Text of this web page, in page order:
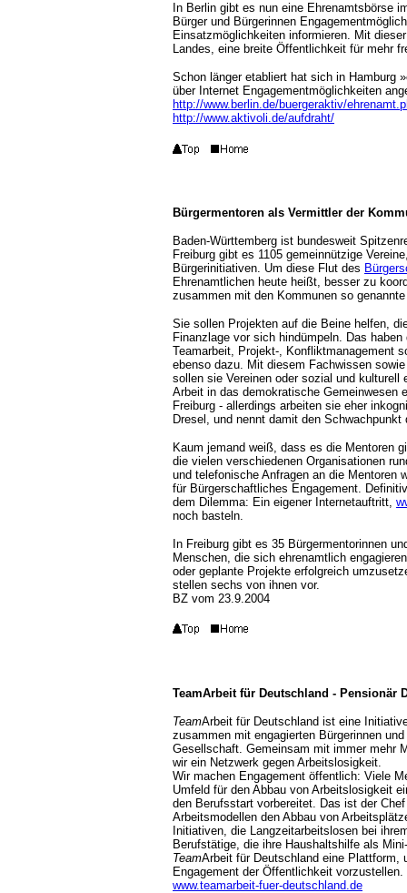
In Berlin gibt es nun eine Ehrenamtsbörse
Bürger und Bürgerinnen
Einsatzmöglichkeiten informieren. Mit
Landes, eine breite Öffentlichkeit für mehr
Schon länger etabliert hat sich in Hamburg
über Internet Engagementmöglichkeiten
http://www.berlin.de/buergeraktiv/
http://www.aktivoli.de/aufdraht/
Bürgermentoren als Vermittler der
Baden-Württemberg ist bundesweit
Freiburg gibt es 1105 gemeinnützige
Bürgerinitiativen. Um diese Flut des
Ehrenamtlichen heute heißt, besser zu
zusammen mit den Kommunen so
Sie sollen Projekten auf die Beine helfen,
Finanzlage vor sich hindümpeln. Das
Teamarbeit, Projekt-, Konfliktmanagement
ebenso dazu. Mit diesem Fachwissen
sollen sie Vereinen oder sozial und kulturell
Arbeit in das demokratische Gemeinwesen
Freiburg - allerdings arbeiten sie eher
Dresel, und nennt damit den Schwachpunkt
Kaum jemand weiß, dass es die Mentoren
die vielen verschiedenen Organisationen
und telefonische Anfragen an die Mentoren
für Bürgerschaftliches Engagement.
dem Dilemma: Ein eigener Internetauftritt,
noch basteln.
In Freiburg gibt es 35 Bürgermentorinnen
Menschen, die sich ehrenamtlich
oder geplante Projekte erfolgreich
stellen sechs von ihnen vor.
BZ vom 23.9.2004
TeamArbeit für Deutschland - Pensionär
TeamArbeit für Deutschland ist eine
zusammen mit engagierten Bürgerinnen
Gesellschaft. Gemeinsam mit immer mehr
wir ein Netzwerk gegen Arbeitslosigkeit.
Wir machen Engagement öffentlich: Viele
Umfeld für den Abbau von Arbeitslosigkeit
den Berufsstart vorbereitet. Das ist der
Arbeitsmodellen den Abbau von
Initiativen, die Langzeitarbeitslosen bei
Berufstätige, die ihre Haushaltshilfe als
TeamArbeit für Deutschland eine
Engagement der Öffentlichkeit vorzustellen.
www.teamarbeit-fuer-deutschland.de